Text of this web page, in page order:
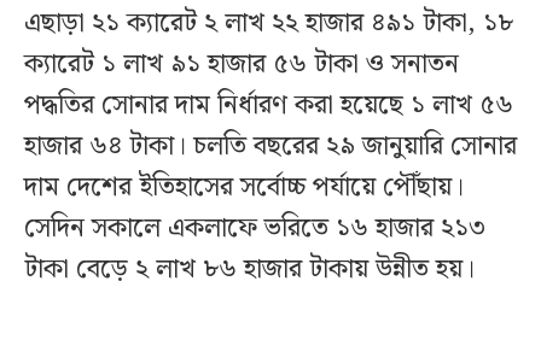
এছাড়া ২১ ক্যারেট ২ লাখ ২২ হাজার ৪৯১ টাকা, ১৮
ক্যারেট ১ লাখ ৯১ হাজার ৫৬ টাকা ও সনাতন
পদ্ধতির সোনার দাম নির্ধারণ করা হয়েছে ১ লাখ ৫৬
হাজার ৬৪ টাকা। চলতি বছরের ২৯ জানুয়ারি সোনার
দাম দেশের ইতিহাসের সর্বোচ্চ পর্যায়ে পৌঁছায়।
সেদিন সকালে একলাফে ভরিতে ১৬ হাজার ২১৩
টাকা বেড়ে ২ লাখ ৮৬ হাজার টাকায় উন্নীত হয়।